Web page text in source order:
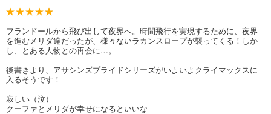
フランドールから飛び出して夜界へ。時間飛行を実現するために、夜界
を進むメリダ達だったが、様々ないラカンスロープが襲ってくる！しか
し、とある人物との再会に…。
後書きより、アサシンズプライドシリーズがいよいよクライマックスに
入るそうです！
寂しい（泣）
クーファとメリダが幸せになるといいな